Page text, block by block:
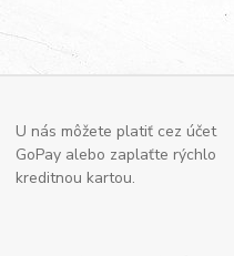
U nás môžete platiť cez účet
GoPay alebo zaplaťte rýchlo
kreditnou kartou.